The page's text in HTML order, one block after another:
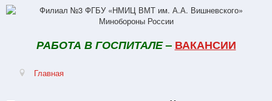
РАБОТА В ГОСПИТАЛЕ– ВАКАНСИИ
Главная